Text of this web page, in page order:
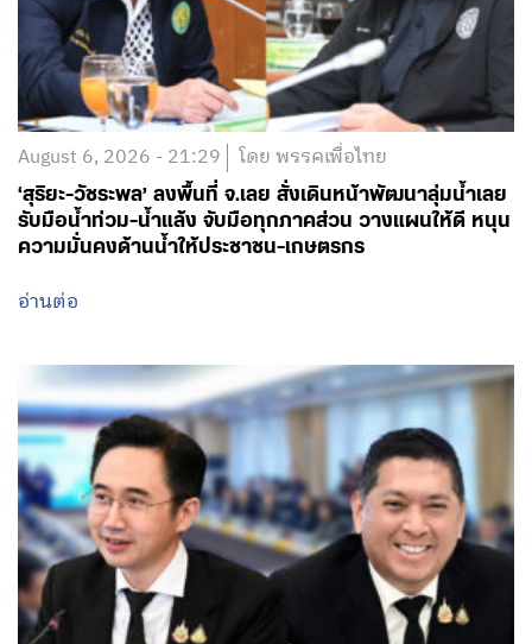
August 6, 2026 - 21:29 โดย พรรคเพื่อไทย
‘สุริยะ-วัชระพล’ ลงพื้นที่ จ.เลย สั่งเดินหน้าพัฒนาลุ่มน้ำเลย
รับมือน้ำท่วม-น้ำแล้ง จับมือทุกภาคส่วน วางแผนให้ดี หนุน
ความมั่นคงด้านน้ำให้ประชาชน-เกษตรกร
อ่านต่อ